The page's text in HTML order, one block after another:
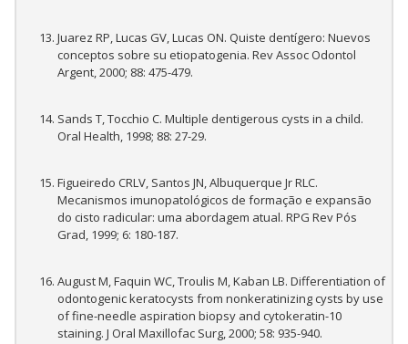
Juarez RP, Lucas GV, Lucas ON. Quiste dentígero: Nuevos
conceptos sobre su etiopatogenia. Rev Assoc Odontol
Argent, 2000; 88: 475-479.
Sands T, Tocchio C. Multiple dentigerous cysts in a child.
Oral Health, 1998; 88: 27-29.
Figueiredo CRLV, Santos JN, Albuquerque Jr RLC.
Mecanismos imunopatológicos de formação e expansão
do cisto radicular: uma abordagem atual. RPG Rev Pós
Grad, 1999; 6: 180-187.
August M, Faquin WC, Troulis M, Kaban LB. Differentiation of
odontogenic keratocysts from nonkeratinizing cysts by use
of fine-needle aspiration biopsy and cytokeratin-10
staining. J Oral Maxillofac Surg, 2000; 58: 935-940.